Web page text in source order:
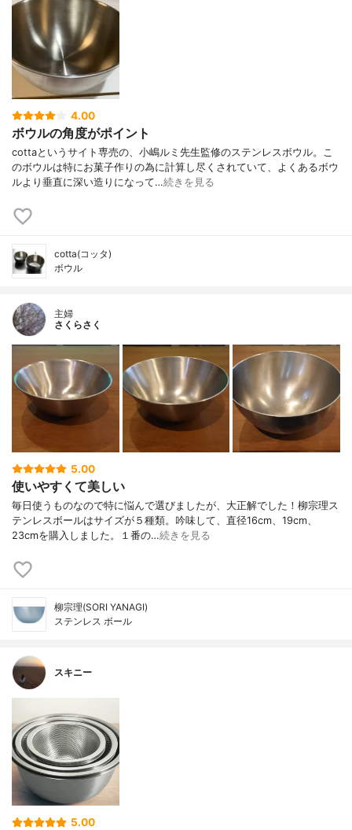
4.00
ボウルの角度がポイント
cottaというサイト専売の、小嶋ルミ先生監修のステンレスボウル。こ
のボウルは特にお菓子作りの為に計算し尽くされていて、よくあるボウ
ルより垂直に深い造りになって…続きを見る
cotta(コッタ)
ボウル
主婦
さくらさく
5.00
使いやすくて美しい
毎日使うものなので特に悩んで選びましたが、大正解でした！柳宗理ス
テンレスボールはサイズが５種類。吟味して、直径16cm、19cm、
23cmを購入しました。１番の…続きを見る
柳宗理(SORI YANAGI)
ステンレス ボール
スキニー
5.00